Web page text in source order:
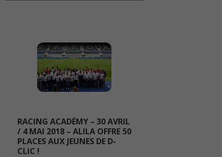
RACING ACADÉMY – 30 AVRIL
/ 4 MAI 2018 – ALILA OFFRE 50
PLACES AUX JEUNES DE D-
CLIC !